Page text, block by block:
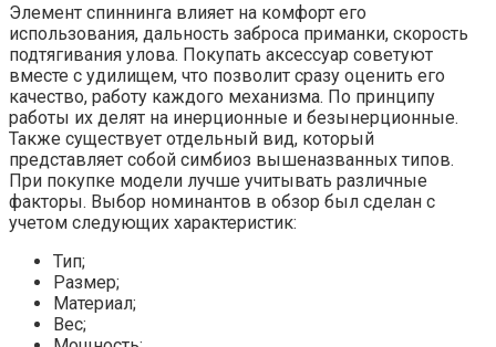
Элемент спиннинга влияет на комфорт его
использования, дальность заброса приманки, скорость
подтягивания улова. Покупать аксессуар советуют
вместе с удилищем, что позволит сразу оценить его
качество, работу каждого механизма. По принципу
работы их делят на инерционные и безынерционные.
Также существует отдельный вид, который
представляет собой симбиоз вышеназванных типов.
При покупке модели лучше учитывать различные
факторы. Выбор номинантов в обзор был сделан с
учетом следующих характеристик:
Тип;
Размер;
Материал;
Вес;